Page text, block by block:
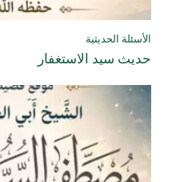
الأسئلة الحديثية
حديث سيد الاستغفار